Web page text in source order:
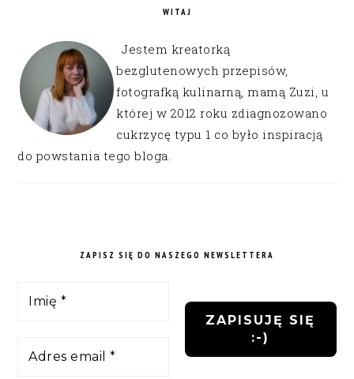
WITAJ
Jestem kreatorką
bezglutenowych przepisów,
fotografką kulinarną, mamą Zuzi, u
której w 2012 roku zdiagnozowano
cukrzycę typu 1 co było inspiracją
do powstania tego bloga.
ZAPISZ SIĘ DO NASZEGO NEWSLETTERA